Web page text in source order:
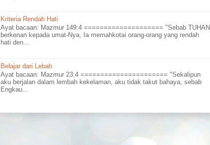
Kriteria Rendah Hati
Ayat bacaan: Mazmur 149:4 ==================== "Sebab TUHAN
berkenan kepada umat-Nya, Ia memahkotai orang-orang yang rendah
hati den...
Belajar dari Lebah
Ayat bacaan: Mazmur 23:4 ====================== "Sekalipun
aku berjalan dalam lembah kekelaman, aku tidak takut bahaya, sebab
Engkau...